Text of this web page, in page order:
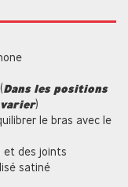
Dans les positions
varier)
le bras avec le
et des joints
satiné